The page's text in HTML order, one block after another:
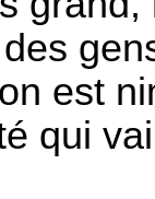
est
qui